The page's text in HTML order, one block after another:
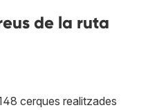
de la ruta
cerques realitzades